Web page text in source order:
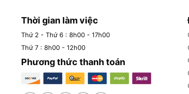
Thời gian làm việc
Thứ 2 - Thứ 6 : 8h00 - 17h00
Thứ 7 : 8h00 - 12h00
Phương thức thanh toán